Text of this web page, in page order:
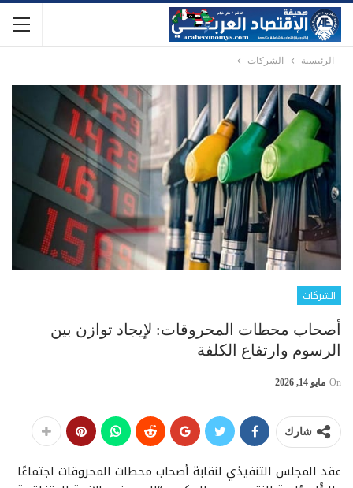
الرئيسية الشركات
الشركات
أصحاب محطات المحروقات: لإيجاد توازن بين
الرسوم وارتفاع الكلفة
On مايو 14, 2026
شارك
عقد المجلس التنفيذي لنقابة أصحاب محطات المحروقات اجتماعًا